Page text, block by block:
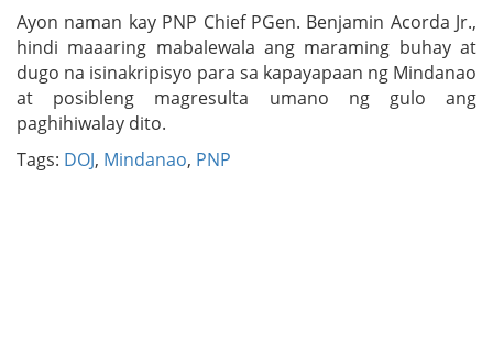
Ayon naman kay PNP Chief PGen. Benjamin Acorda Jr.,
hindi maaaring mabalewala ang maraming buhay at
dugo na isinakripisyo para sa kapayapaan ng Mindanao
at posibleng magresulta umano ng gulo ang
paghihiwalay dito.
Tags: DOJ, Mindanao, PNP